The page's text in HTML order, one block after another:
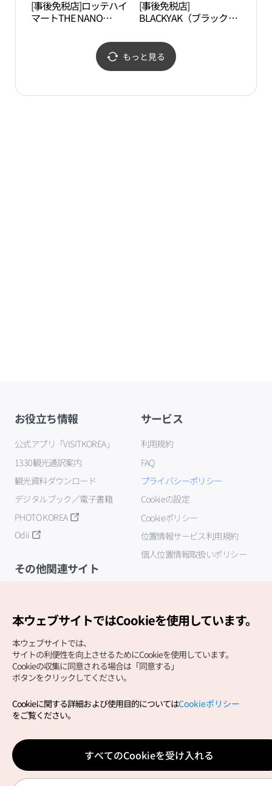
[事後免税店]ロッテハイ
マートTHE NANO
ンドン）トンデムン（東
大門）店(롯데하이마트
더나노스퀘어 던던 동대
[事後免税店]
BLACKYAK（ブラックヤ
門）店(블랙야크 던던 동
대문점)
もっと見る
お役立ち情報
公式アプリ「VISITKOREA」
1330観光通訳案内
観光資料ダウンロード
デジタルブック／電子書籍
PHOTO KOREA
Odii
サービス
利用規約
FAQ
プライバシーポリシー
Cookieの設定
Cookieポリシー
位置情報サービス利用規約
個人位置情報取扱いポリシー
その他関連サイト
Copyright (c) Korea Tourism Organization All Rights
サイトエラー報告公式メール
japanese@knto.or.kr
本ウェブサイトではCookieを使用しています。
本ウェブサイトでは、
サイトの利便性を向上させるためにCookieを使用しています。
Cookieの収集に同意される場合は「同意する」
ボタンをクリックしてください。
Cookieに関する詳細および使用目的についてはCookieポリシー
をご覧ください。
すべてのCookieを受け入れる